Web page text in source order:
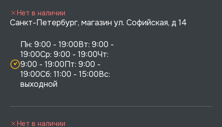
Санкт-Петербург, магазин ул. Софийская, д 14
Пн: 9:00 - 19:00Вт: 9:00 -
19:00Ср: 9:00 - 19:00Чт:
9:00 - 19:00Пт: 9:00 -
19:00Сб: 11:00 - 15:00Вс:
выходной
Нет в наличии
Нет в наличии